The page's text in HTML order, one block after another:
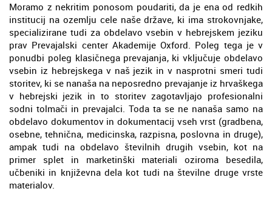
Moramo z nekritim ponosom poudariti, da je ena od redkih
institucij na ozemlju cele naše države, ki ima strokovnjake,
specializirane tudi za obdelavo vsebin v hebrejskem jeziku
prav Prevajalski center Akademije Oxford. Poleg tega je v
ponudbi poleg klasičnega prevajanja, ki vključuje obdelavo
vsebin iz hebrejskega v naš jezik in v nasprotni smeri tudi
storitev, ki se nanaša na neposredno prevajanje iz hrvaškega
v hebrejski jezik in to storitev zagotavljajo profesionalni
sodni tolmači in prevajalci. Toda ta se ne nanaša samo na
obdelavo dokumentov in dokumentacij vseh vrst (gradbena,
osebne, tehnična, medicinska, razpisna, poslovna in druge),
ampak tudi na obdelavo številnih drugih vsebin, kot na
primer splet in marketinški materiali oziroma besedila,
učbeniki in književna dela kot tudi na številne druge vrste
materialov.